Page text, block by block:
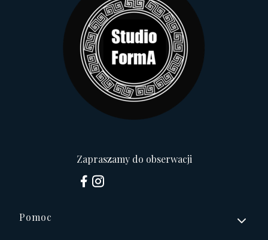
Zapraszamy do obserwacji
Linki w stopce
Pomoc